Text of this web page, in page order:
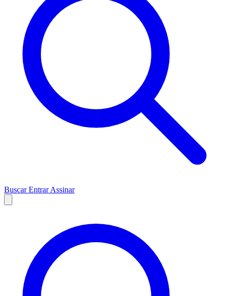
BuscarEntrarAssinar